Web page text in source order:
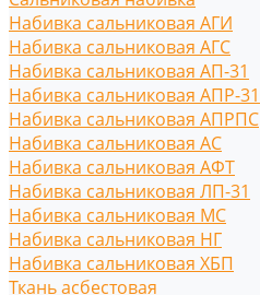
Набивка сальниковая АГИ
Набивка сальниковая АГС
Набивка сальниковая АП-31
Набивка сальниковая АПР-31
Набивка сальниковая АПРПС
Набивка сальниковая АС
Набивка сальниковая АФТ
Набивка сальниковая ЛП-31
Набивка сальниковая МС
Набивка сальниковая НГ
Набивка сальниковая ХБП
Ткань асбестовая